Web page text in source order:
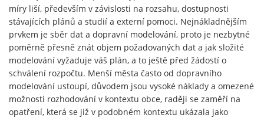
míry liší, především v závislosti na rozsahu, dostupnosti
stávajících plánů a studií a externí pomoci. Nejnákladnějším
prvkem je sběr dat a dopravní modelování, proto je nezbytné
poměrně přesně znát objem požadovaných dat a jak složité
modelování vyžaduje váš plán, a to ještě před žádostí o
schválení rozpočtu. Menší města často od dopravního
modelování ustoupí, důvodem jsou vysoké náklady a omezené
možnosti rozhodování v kontextu obce, raději se zaměří na
opatření, která se již v podobném kontextu ukázala jako